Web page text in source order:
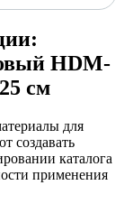
HDM-
см
для
создавать
каталога
применения